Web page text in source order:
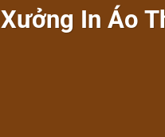
Xưởng In Áo